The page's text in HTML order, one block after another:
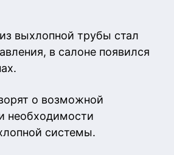
из выхлопной трубы стал
в салоне появился
о возможной
необходимости
системы.